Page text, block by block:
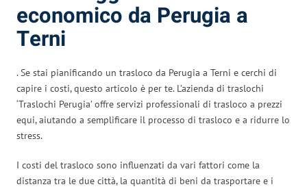
economico da Perugia a
Terni
. Se stai pianificando un trasloco da Perugia a Terni e cerchi di
capire i costi, questo articolo è per te. L’azienda di traslochi
‘Traslochi Perugia’ offre servizi professionali di trasloco a prezzi
equi, aiutando a semplificare il processo di trasloco e a ridurre lo
stress.
I costi del trasloco sono influenzati da vari fattori come la
distanza tra le due città, la quantità di beni da trasportare e i